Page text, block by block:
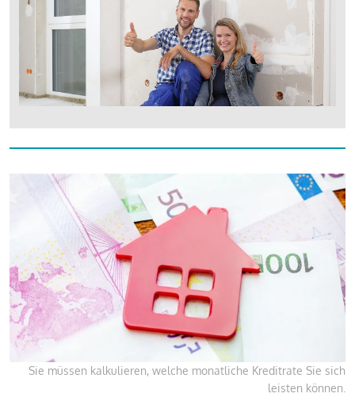
Sie müssen kalkulieren, welche monatliche Kreditrate Sie sich
leisten können.